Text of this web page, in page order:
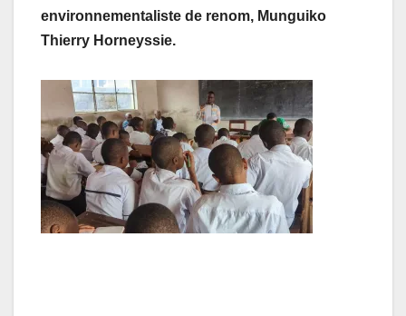
environnementaliste de renom, Munguiko
Thierry Horneyssie.